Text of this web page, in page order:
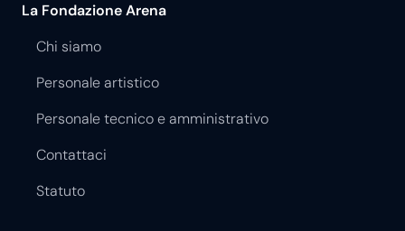
La Fondazione Arena
Chi siamo
Personale artistico
Personale tecnico e amministrativo
Contattaci
Statuto